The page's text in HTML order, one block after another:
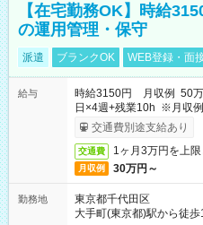
【在宅勤務OK】時給
の運用管理・保守
派遣 ブランクOK WEB登録・面
給与
時給3150円 月収例 50
日×4週+残業10h ※月収例
交通費別途支給あり
交通費 1ヶ月3万円を上
月収例 30万円～
勤務地
東京都千代田区
大手町(東京都)駅から徒歩